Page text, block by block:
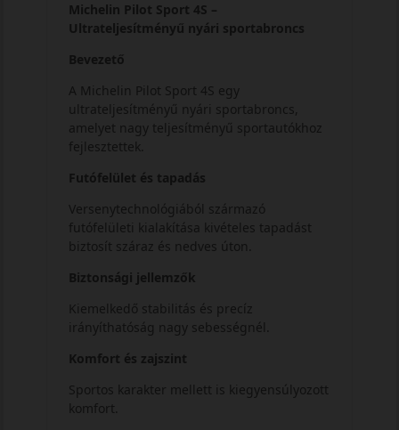
Michelin Pilot Sport 4S –
Ultrateljesítményű nyári sportabroncs
Bevezető
A Michelin Pilot Sport 4S egy
ultrateljesítményű nyári sportabroncs,
amelyet nagy teljesítményű sportautókhoz
fejlesztettek.
Futófelület és tapadás
Versenytechnológiából származó
futófelületi kialakítása kivételes tapadást
biztosít száraz és nedves úton.
Biztonsági jellemzők
Kiemelkedő stabilitás és precíz
irányíthatóság nagy sebességnél.
Komfort és zajszint
Sportos karakter mellett is kiegyensúlyozott
komfort.